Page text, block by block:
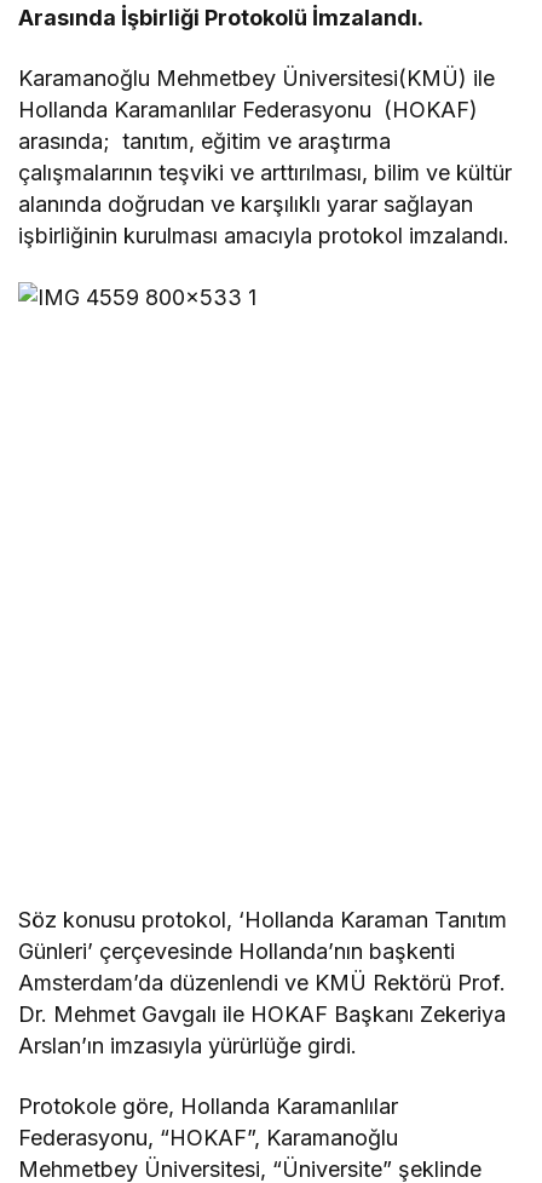
Arasında İşbirliği Protokolü İmzalandı.
Karamanoğlu Mehmetbey Üniversitesi(KMÜ) ile
Hollanda Karamanlılar Federasyonu (HOKAF)
arasında; tanıtım, eğitim ve araştırma
çalışmalarının teşviki ve arttırılması, bilim ve kültür
alanında doğrudan ve karşılıklı yarar sağlayan
işbirliğinin kurulması amacıyla protokol imzalandı.
Söz konusu protokol, ‘Hollanda Karaman Tanıtım
Günleri’ çerçevesinde Hollanda’nın başkenti
Amsterdam’da düzenlendi ve KMÜ Rektörü Prof.
Dr. Mehmet Gavgalı ile HOKAF Başkanı Zekeriya
Arslan’ın imzasıyla yürürlüğe girdi.
Protokole göre, Hollanda Karamanlılar
Federasyonu, “HOKAF”, Karamanoğlu
Mehmetbey Üniversitesi, “Üniversite” şeklinde